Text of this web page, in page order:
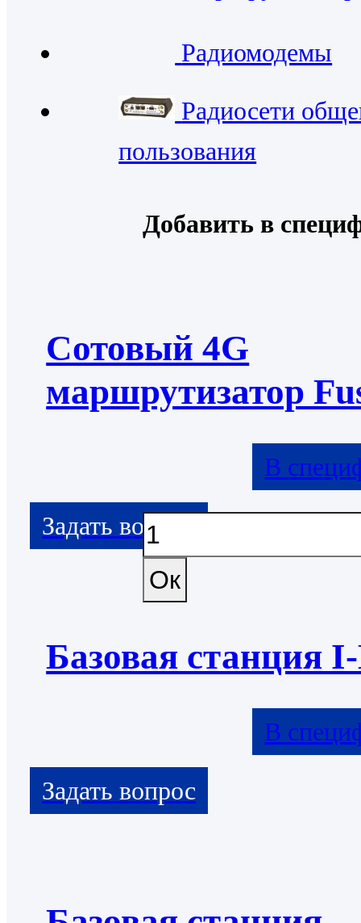
Радиомодемы
Радиосети
пользования
Cотовый 4G
маршрутизатор
В
Базовая станция
В
Добавить в